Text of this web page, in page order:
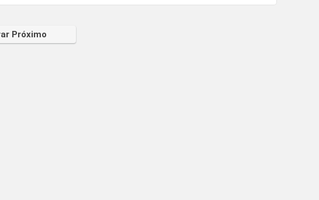
Próximo